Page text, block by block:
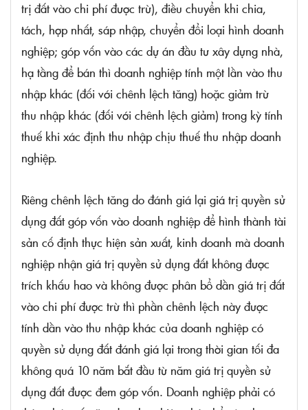
trị đất vào chi phí được trừ), điều chuyển khi chia,
tách, hợp nhất, sáp nhập, chuyển đổi loại hình doanh
nghiệp; góp vốn vào các dự án đầu tư xây dựng nhà,
hạ tầng để bán thì doanh nghiệp tính một lần vào thu
nhập khác (đối với chênh lệch tăng) hoặc giảm trừ
thu nhập khác (đối với chênh lệch giảm) trong kỳ tính
thuế khi xác định thu nhập chịu thuế thu nhập doanh
nghiệp.
Riêng chênh lệch tăng do đánh giá lại giá trị quyền sử
dụng đất góp vốn vào doanh nghiệp để hình thành tài
sản cố định thực hiện sản xuất, kinh doanh mà doanh
nghiệp nhận giá trị quyền sử dụng đất không được
trích khấu hao và không được phân bổ dần giá trị đất
vào chi phí được trừ thì phần chênh lệch này được
tính dần vào thu nhập khác của doanh nghiệp có
quyền sử dụng đất đánh giá lại trong thời gian tối đa
không quá 10 năm bắt đầu từ năm giá trị quyền sử
dụng đất được đem góp vốn. Doanh nghiệp phải có